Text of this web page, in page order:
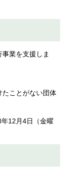
業を支援しま
ことがない団体
12月4日（金曜